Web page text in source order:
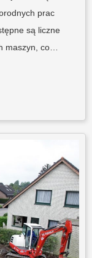
prac
są liczne
maszyn, co…